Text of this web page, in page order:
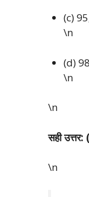
(c)
\n
(d)
\n
\n
सही
\n